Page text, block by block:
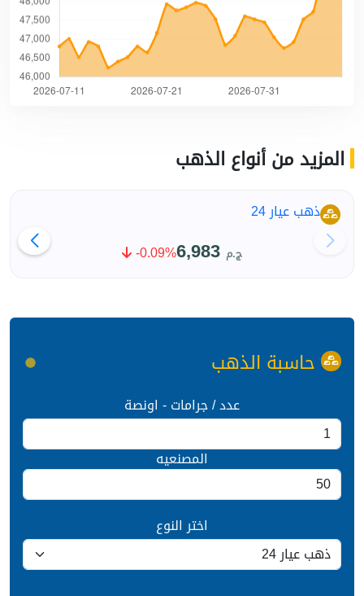
المزيد من أنواع الذهب
ذهب عيار 24
6,983 ج.م -0.09%
حاسبة الذهب
عدد / جرامات - اونصة
المصنعيه
اختر النوع